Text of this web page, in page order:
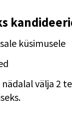
küsimusele
välja 2